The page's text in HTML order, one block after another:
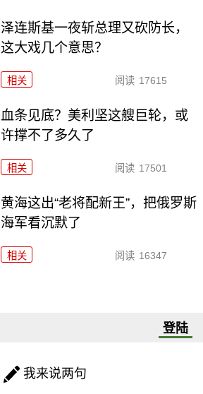
泽连斯基一夜斩总理又砍防长，
这大戏几个意思？
相关 阅读 17615
血条见底？美利坚这艘巨轮，或
许撑不了多久了
相关 阅读 17501
黄海这出“老将配新王”，把俄罗斯
海军看沉默了
相关 阅读 16347
登陆
我来说两句